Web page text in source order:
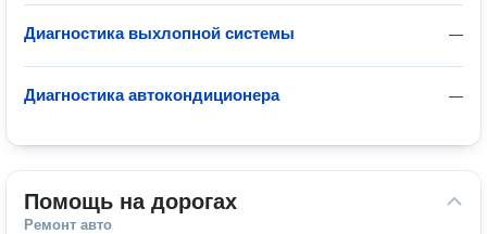
—
Диагностика выхлопной системы
—
Диагностика автокондиционера
Помощь на дорогах
Ремонт авто